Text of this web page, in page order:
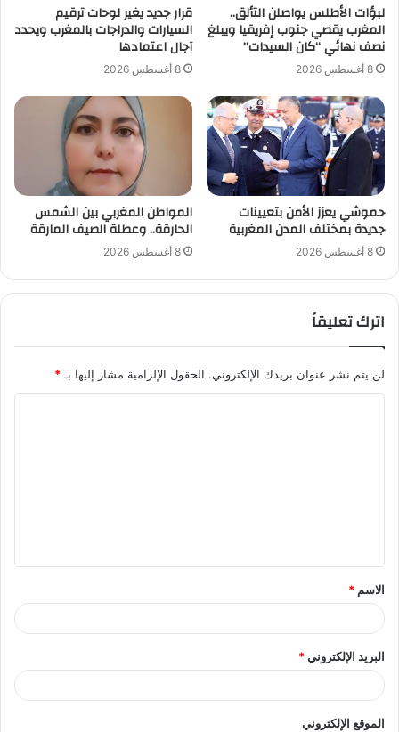
لبؤات الأطلس يواصلن التألق..
المغرب يقصي جنوب إفريقيا ويبلغ
نصف نهائي “كان السيدات”
8 أغسطس 2026
قرار جديد يغير لوحات ترقيم
السيارات والدراجات بالمغرب ويحدد
آجال اعتمادها
8 أغسطس 2026
حموشي يعزز الأمن بتعيينات
جديدة بمختلف المدن المغربية
8 أغسطس 2026
المواطن المغربي بين الشمس
الحارقة.. وعطلة الصيف المارقة
8 أغسطس 2026
اترك تعليقاً
لن يتم نشر عنوان بريدك الإلكتروني. الحقول الإلزامية مشار إليها بـ*
ق
*
الاسم *
البريد الإلكتروني*
الموقع الإلكتروني